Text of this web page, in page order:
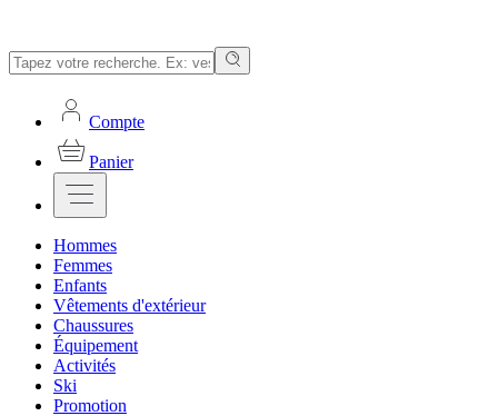
Compte
Panier
Hommes
Femmes
Enfants
Vêtements d'extérieur
Chaussures
Équipement
Activités
Ski
Promotion